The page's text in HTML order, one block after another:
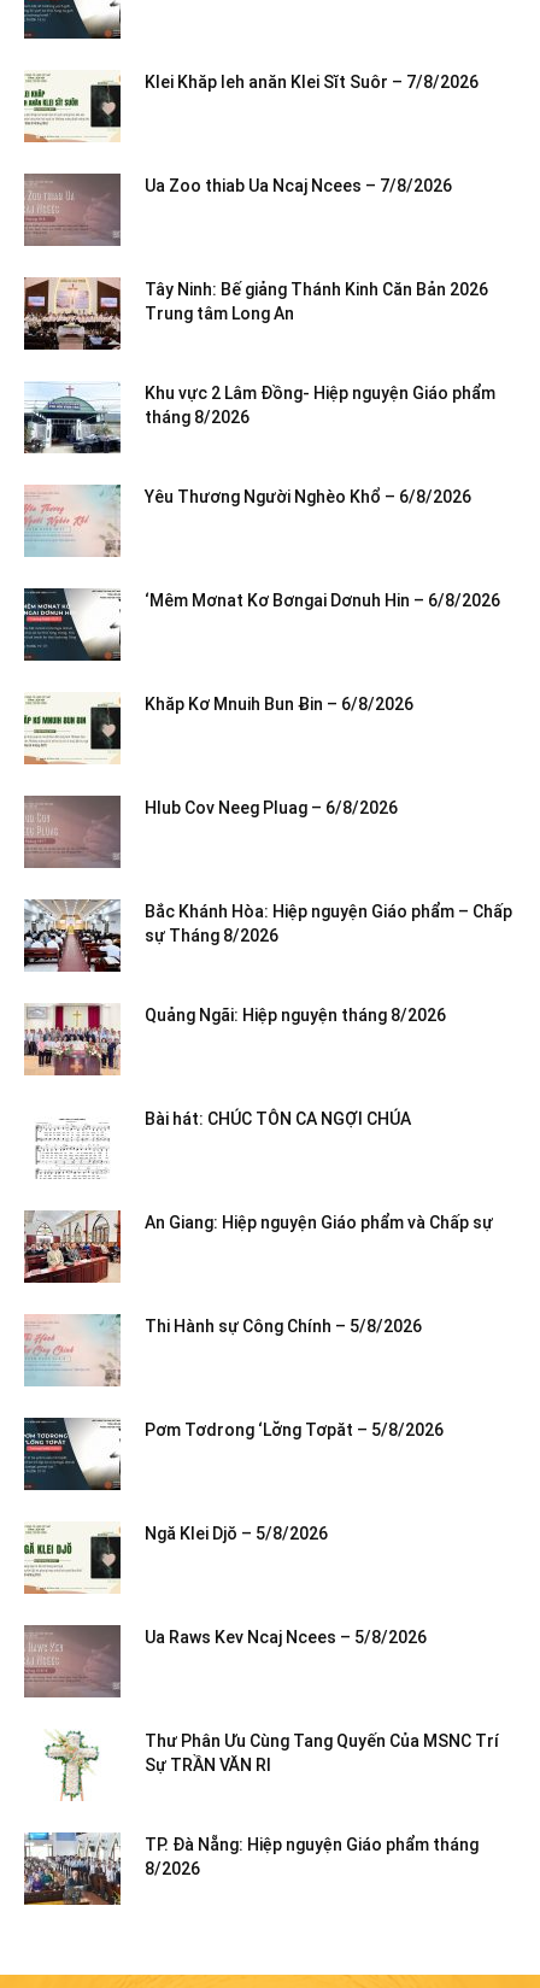
Klei Khăp leh anăn Klei Sĭt Suôr – 7/8/2026
Ua Zoo thiab Ua Ncaj Ncees – 7/8/2026
Tây Ninh: Bế giảng Thánh Kinh Căn Bản 2026
Trung tâm Long An
Khu vực 2 Lâm Đồng- Hiệp nguyện Giáo phẩm
tháng 8/2026
Yêu Thương Người Nghèo Khổ – 6/8/2026
‘Mêm Mơnat Kơ Bơngai Dơnuh Hin – 6/8/2026
Khăp Kơ Mnuih Bun Ƀin – 6/8/2026
Hlub Cov Neeg Pluag – 6/8/2026
Bắc Khánh Hòa: Hiệp nguyện Giáo phẩm – Chấp
sự Tháng 8/2026
Quảng Ngãi: Hiệp nguyện tháng 8/2026
Bài hát: CHÚC TÔN CA NGỢI CHÚA
An Giang: Hiệp nguyện Giáo phẩm và Chấp sự
Thi Hành sự Công Chính – 5/8/2026
Pơm Tơdrong ‘Lơ̆ng Tơpăt – 5/8/2026
Ngă Klei Djŏ – 5/8/2026
Ua Raws Kev Ncaj Ncees – 5/8/2026
Thư Phân Ưu Cùng Tang Quyến Của MSNC Trí
Sự TRẦN VĂN RI
TP. Đà Nẵng: Hiệp nguyện Giáo phẩm tháng
8/2026